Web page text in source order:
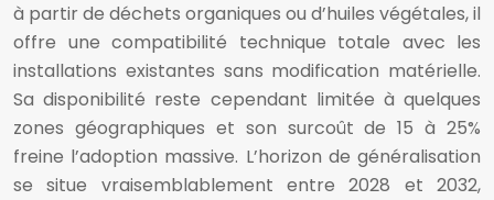
à partir de déchets organiques ou d’huiles végétales, il
offre une compatibilité technique totale avec les
installations existantes sans modification matérielle.
Sa disponibilité reste cependant limitée à quelques
zones géographiques et son surcoût de 15 à 25%
freine l’adoption massive. L’horizon de généralisation
se situe vraisemblablement entre 2028 et 2032,